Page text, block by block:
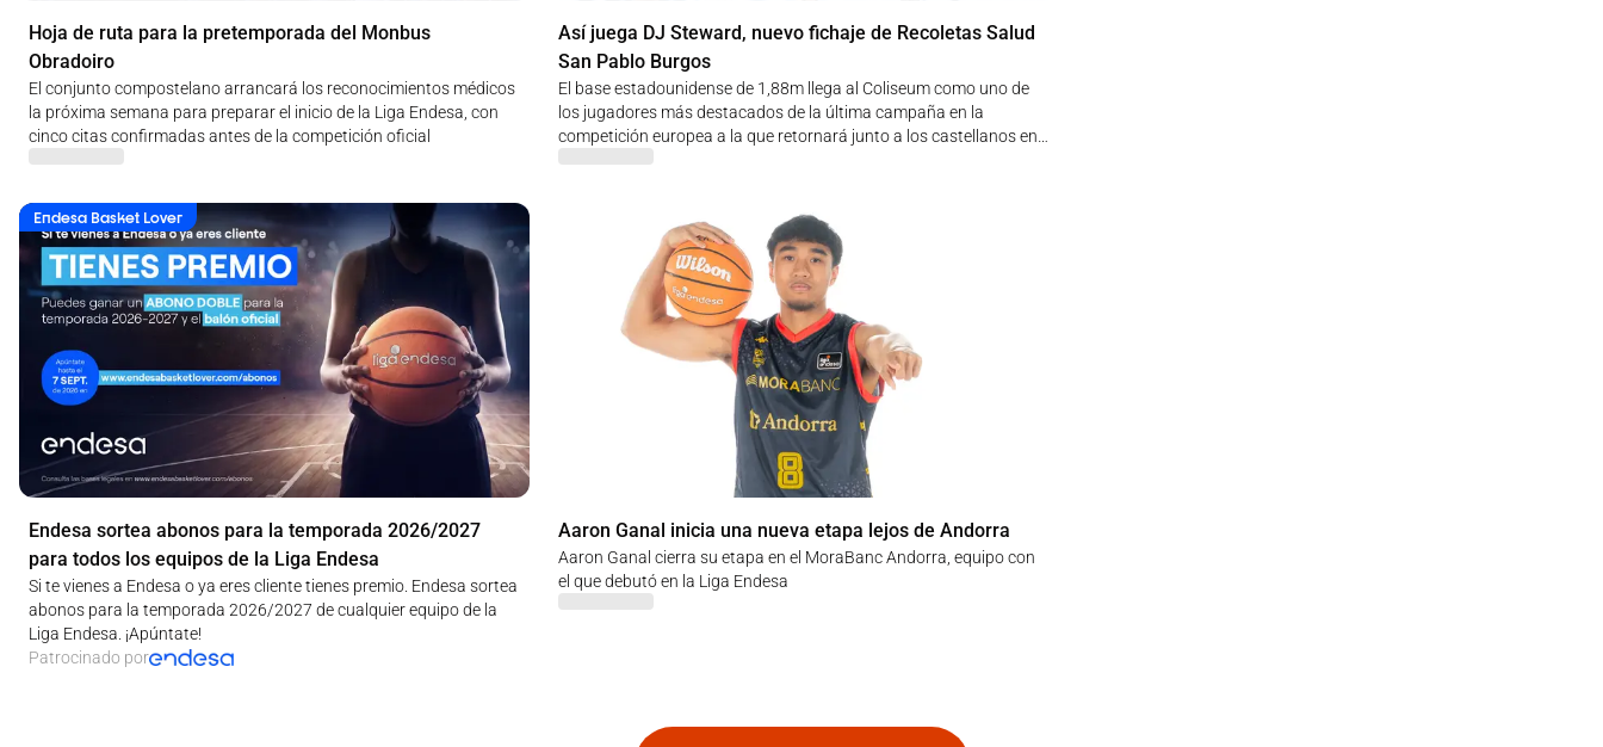
Hoja de ruta para la pretemporada del Monbus
Obradoiro
El conjunto compostelano arrancará los reconocimientos médicos
la próxima semana para preparar el inicio de la Liga Endesa, con
cinco citas confirmadas antes de la competición oficial
Así juega DJ Steward, nuevo fichaje de Recoletas Salud
San Pablo Burgos
El base estadounidense de 1,88m llega al Coliseum como uno de
los jugadores más destacados de la última campaña en la
competición europea a la que retornará junto a los castellanos en
Endesa Basket Lover
Endesa sortea abonos para la temporada 2026/2027
para todos los equipos de la Liga Endesa
Si te vienes a Endesa o ya eres cliente tienes premio. Endesa sortea
abonos para la temporada 2026/2027 de cualquier equipo de la
Liga Endesa. ¡Apúntate!
Patrocinado por
Aaron Ganal inicia una nueva etapa lejos de Andorra
Aaron Ganal cierra su etapa en el MoraBanc Andorra, equipo con
el que debutó en la Liga Endesa